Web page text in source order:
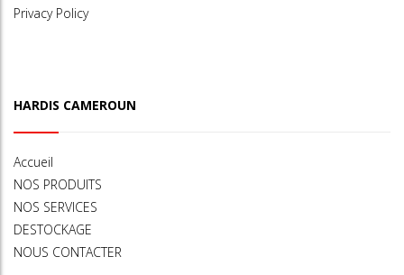
Privacy Policy
HARDIS CAMEROUN
Accueil
NOS PRODUITS
NOS SERVICES
DESTOCKAGE
NOUS CONTACTER